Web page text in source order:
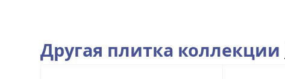
Другая плитка коллекции